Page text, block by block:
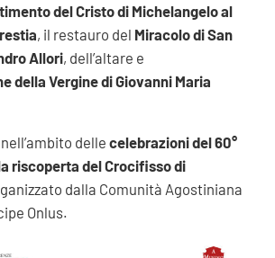
del Cristo di Michelangelo al
, il restauro del Miracolo di San
Allori, dell’altare e
della Vergine di Giovanni Maria
dellecelebrazioni del 60°
riscoperta del Crocifisso di
dalla Comunità Agostiniana
Onlus.